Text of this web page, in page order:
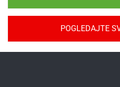
POGLEDAJTE